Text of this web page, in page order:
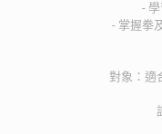
-
- 掌握拳
對象：適